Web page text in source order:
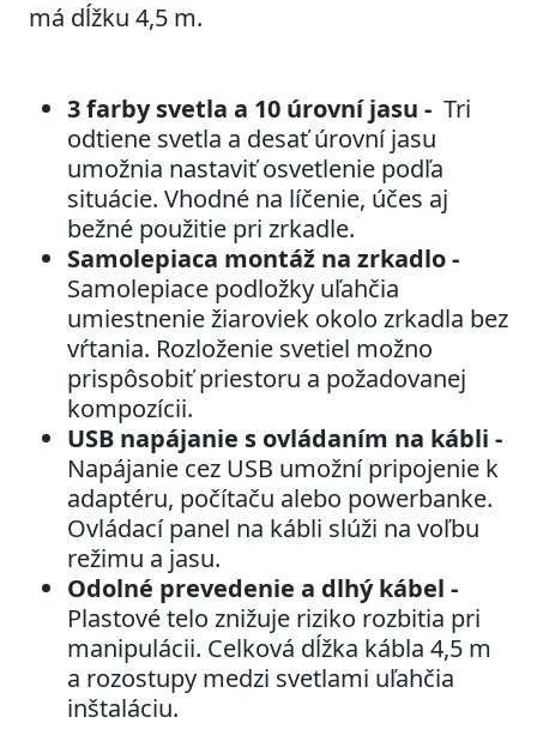
má dĺžku 4,5 m.
3 farby svetla a 10 úrovní jasu - Tri
odtiene svetla a desať úrovní jasu
umožnia nastaviť osvetlenie podľa
situácie. Vhodné na líčenie, účes aj
bežné použitie pri zrkadle.
Samolepiaca montáž na zrkadlo -
Samolepiace podložky uľahčia
umiestnenie žiaroviek okolo zrkadla bez
vŕtania. Rozloženie svetiel možno
prispôsobiť priestoru a požadovanej
kompozícii.
USB napájanie s ovládaním na kábli -
Napájanie cez USB umožní pripojenie k
adaptéru, počítaču alebo powerbanke.
Ovládací panel na kábli slúži na voľbu
režimu a jasu.
Odolné prevedenie a dlhý kábel -
Plastové telo znižuje riziko rozbitia pri
manipulácii. Celková dĺžka kábla 4,5 m
a rozostupy medzi svetlami uľahčia
inštaláciu.